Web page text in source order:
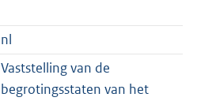
nl
Vaststelling van de
begrotingsstaten van het